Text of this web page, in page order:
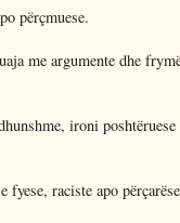
përçmuese.
me argumente dhe
ironi poshtëruese
fyese, raciste apo përçarëse